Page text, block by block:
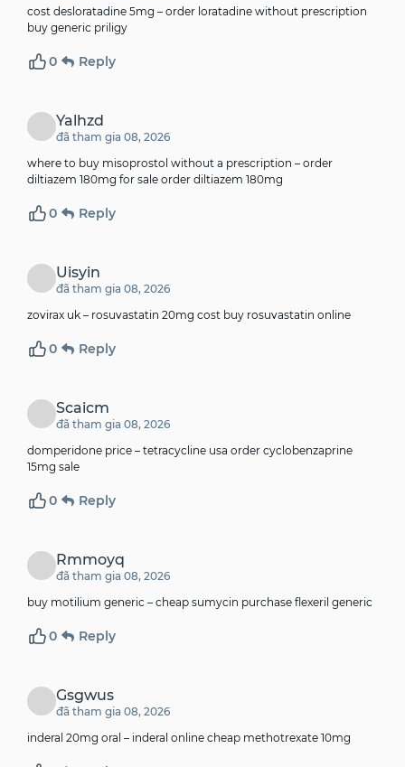
cost desloratadine 5mg – order loratadine without prescription
buy generic priligy
0 Reply
Yalhzd
đã tham gia 08, 2026
where to buy misoprostol without a prescription – order
diltiazem 180mg for sale order diltiazem 180mg
0 Reply
Uisyin
đã tham gia 08, 2026
zovirax uk – rosuvastatin 20mg cost buy rosuvastatin online
0 Reply
Scaicm
đã tham gia 08, 2026
domperidone price – tetracycline usa order cyclobenzaprine
15mg sale
0 Reply
Rmmoyq
đã tham gia 08, 2026
buy motilium generic – cheap sumycin purchase flexeril generic
0 Reply
Gsgwus
đã tham gia 08, 2026
inderal 20mg oral – inderal online cheap methotrexate 10mg